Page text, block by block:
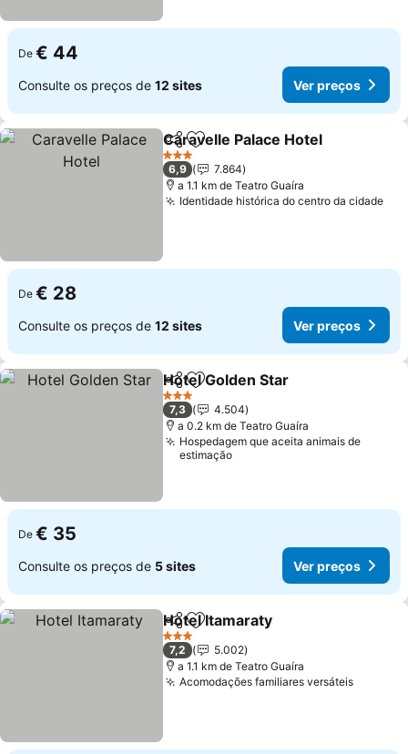
De € 44
Consulte os preços de 12 sites Ver preços
PartilharAdicionar aos favoritos
Caravelle Palace Hotel
3 Estrelas
6,9
7.864
a 1.1 km de Teatro Guaíra
Identidade histórica do centro da cidade
De € 28
Consulte os preços de 12 sites Ver preços
PartilharAdicionar aos favoritos
Hotel Golden Star
3 Estrelas
7,3
4.504
a 0.2 km de Teatro Guaíra
Hospedagem que aceita animais de
estimação
De € 35
Consulte os preços de 5 sites Ver preços
PartilharAdicionar aos favoritos
Hotel Itamaraty
3 Estrelas
7,2
5.002
a 1.1 km de Teatro Guaíra
Acomodações familiares versáteisVer